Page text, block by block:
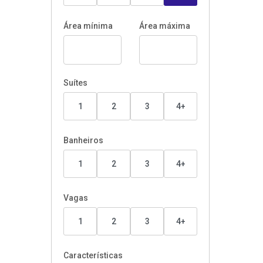
Área mínima Área máxima
Suítes
1 2 3 4+
Banheiros
1 2 3 4+
Vagas
1 2 3 4+
Características